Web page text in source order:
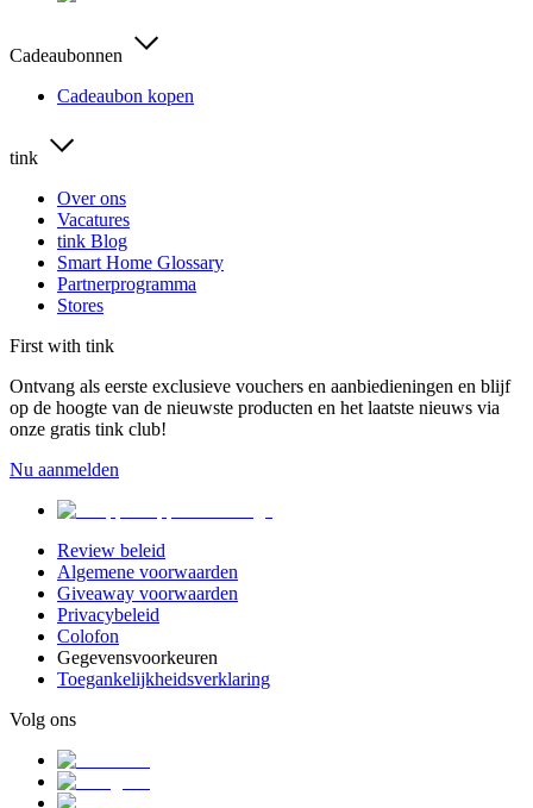
Cadeaubonnen
Cadeaubon kopen
tink
Over ons
Vacatures
tink Blog
Smart Home Glossary
Partnerprogramma
Stores
First with tink
Ontvang als eerste exclusieve vouchers en aanbiedieningen en blijf
op de hoogte van de nieuwste producten en het laatste nieuws via
onze gratis tink club!
Nu aanmelden
Review beleid
Algemene voorwaarden
Giveaway voorwaarden
Privacybeleid
Colofon
Gegevensvoorkeuren
Toegankelijkheidsverklaring
Volg ons